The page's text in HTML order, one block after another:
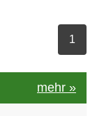
1
mehr »